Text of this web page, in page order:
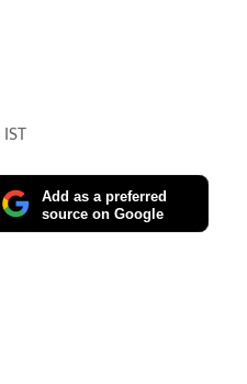
IST
Add as a preferred
source on Google